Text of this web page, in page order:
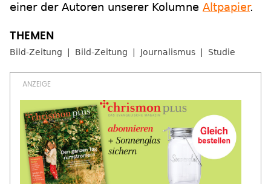
einer der Autoren unserer Kolumne Altpapier.
Bild-Zeitung Bild-Zeitung Journalismus Studie